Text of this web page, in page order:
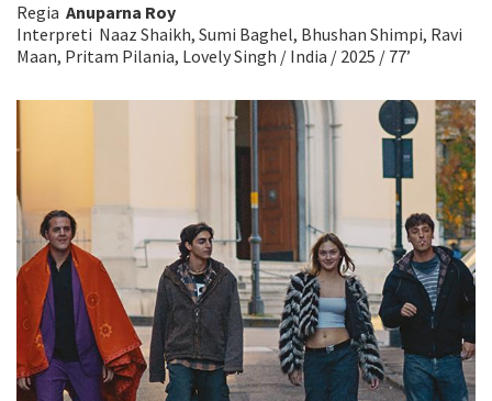
Regia Anuparna Roy
Interpreti Naaz Shaikh, Sumi Baghel, Bhushan Shimpi, Ravi
Maan, Pritam Pilania, Lovely Singh / India / 2025 / 77’